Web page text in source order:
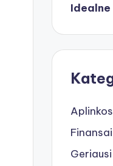
Finansai